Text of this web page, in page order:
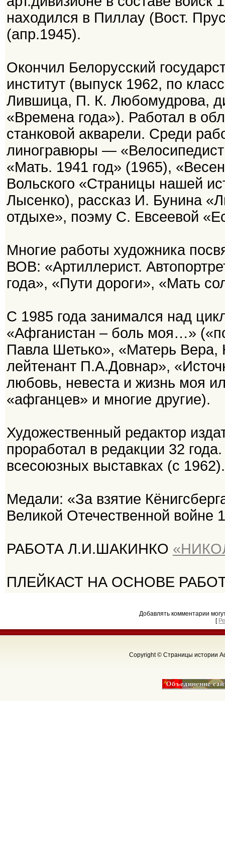
находился в Пиллау (Вост.
(апр.1945).
Окончил Белорусский
институт (выпуск 1962, по
Лившица, П. К. Любомудрова,
«Времена года»). Работал в
станковой акварели. Среди
линогравюры —
«Мать. 1941 год» (1965),
Вольского «Страницы нашей
Лысенко), рассказ И. Бунина
отдыхе», поэму С. Евсеевой
Многие работы художника
ВОВ: «Артиллерист.
года», «Пути дороги», «Мать
С 1985 года занимался над
«Афганистан – боль моя…»
Павла Шетько», «Матерь
лейтенант П.А.Довнар»,
любовь, невеста и жизнь моя
«афганцев» и многие другие).
Художественный редактор
проработал в редакции 32
всесоюзных выставках (с 1962).
Медали: «За взятие
Великой Отечественной войне
РАБОТА Л.И.ШАКИНКО
ПЛЕЙКАСТ НА ОСНОВЕ
Добавлять комментарии
[
Copyright © Страницы истории